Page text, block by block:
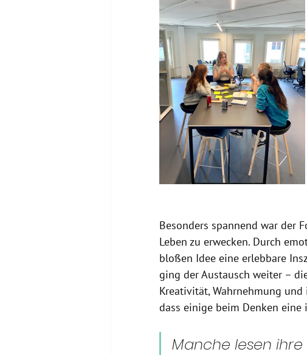
Besonders spannend war der
Leben zu erwecken. Durch
bloßen Idee eine erlebbare
ging der Austausch weiter –
Kreativität, Wahrnehmung
dass einige beim Denken eine
Manche lesen